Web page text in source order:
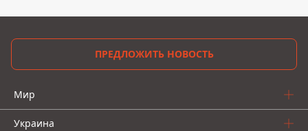
ПРЕДЛОЖИТЬ НОВОСТЬ
Мир
Украина